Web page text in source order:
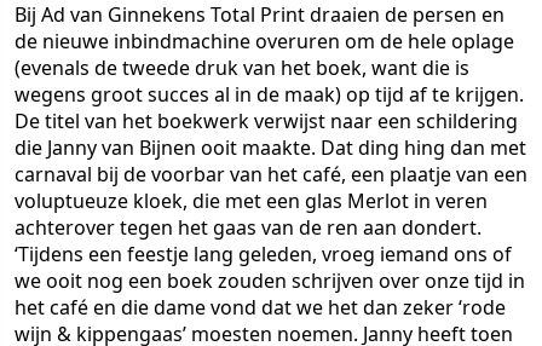
Bij Ad van Ginnekens Total Print draaien de persen en
de nieuwe inbindmachine overuren om de hele oplage
(evenals de tweede druk van het boek, want die is
wegens groot succes al in de maak) op tijd af te krijgen.
De titel van het boekwerk verwijst naar een schildering
die Janny van Bijnen ooit maakte. Dat ding hing dan met
carnaval bij de voorbar van het café, een plaatje van een
voluptueuze kloek, die met een glas Merlot in veren
achterover tegen het gaas van de ren aan dondert.
‘Tijdens een feestje lang geleden, vroeg iemand ons of
we ooit nog een boek zouden schrijven over onze tijd in
het café en die dame vond dat we het dan zeker ‘rode
wijn & kippengaas’ moesten noemen. Janny heeft toen